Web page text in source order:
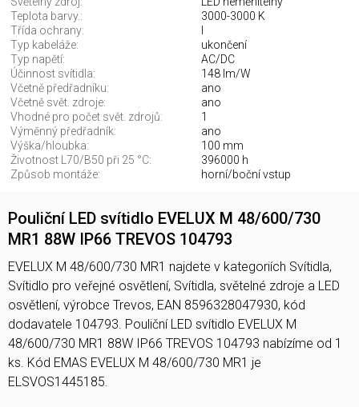
Teplota barvy.:
3000-3000 K
Třída ochrany:
Typ kabeláže:
ukončení
Typ napětí:
AC/DC
Účinnost svítidla:
148 lm/W
Včetně předřadníku:
ano
Včetně svět. zdroje:
ano
Vhodné pro počet svět. zdrojů:
1
Výměnný předřadník:
ano
Výška/hloubka:
100 mm
Životnost L70/B50 při 25 °C:
396000 h
Způsob montáže:
horní/boční vstup
Pouliční LED svítidlo EVELUX M 48/600/730
MR1 88W IP66 TREVOS 104793
EVELUX M 48/600/730 MR1 najdete v kategoriích Svítidla,
Svítidlo pro veřejné osvětlení, Svítidla, světelné zdroje a LED
osvětlení, výrobce Trevos, EAN 8596328047930, kód
dodavatele 104793. Pouliční LED svítidlo EVELUX M
48/600/730 MR1 88W IP66 TREVOS 104793 nabízíme od 1
ks. Kód EMAS EVELUX M 48/600/730 MR1 je
ELSVOS1445185.